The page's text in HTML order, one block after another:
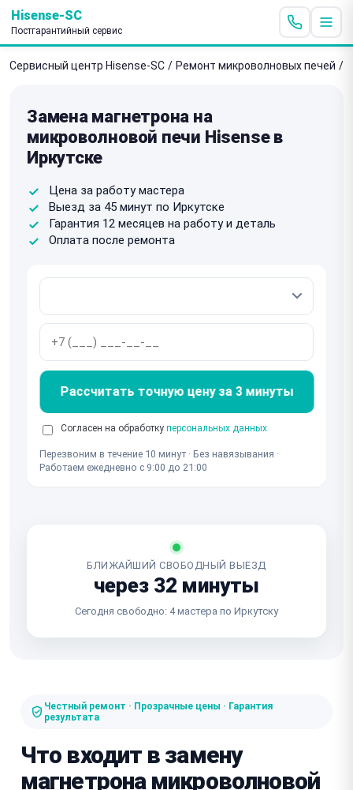
Hisense-SC
Постгарантийный сервис
Сервисный центр Hisense-SC / Ремонт микроволновых печей /
Замена магнетрона на
микроволновой печи Hisense в
Иркутске
Цена за работу мастера
Выезд за 45 минут по Иркутске
Гарантия 12 месяцев на работу и деталь
Оплата после ремонта
Рассчитать точную цену за 3 минуты
Согласен на обработку персональных данных
Перезвоним в течение 10 минут · Без навязывания ·
Работаем ежедневно с 9:00 до 21:00
БЛИЖАЙШИЙ СВОБОДНЫЙ ВЫЕЗД
через 32 минуты
Сегодня свободно: 4 мастера по Иркутску
Честный ремонт · Прозрачные цены · Гарантия
результата
Что входит в замену
магнетрона микроволновой